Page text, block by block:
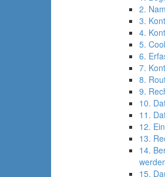
2.
3.
4.
5.
6.
7.
8.
9.
10.
11.
12.
13.
14.
15.